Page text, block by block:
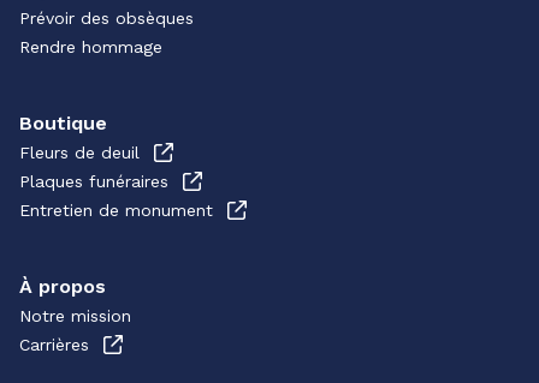
Prévoir des obsèques
Rendre hommage
Boutique
Fleurs de deuil
Plaques funéraires
Entretien de monument
À propos
Notre mission
Carrières